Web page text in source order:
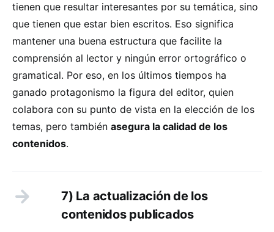
tienen que resultar interesantes por su temática, sino
que tienen que estar bien escritos. Eso significa
mantener una buena estructura que facilite la
comprensión al lector y ningún error ortográfico o
gramatical. Por eso, en los últimos tiempos ha
ganado protagonismo la figura del editor, quien
colabora con su punto de vista en la elección de los
temas, pero también asegura la calidad de los
contenidos.
7) La actualización de los
contenidos publicados